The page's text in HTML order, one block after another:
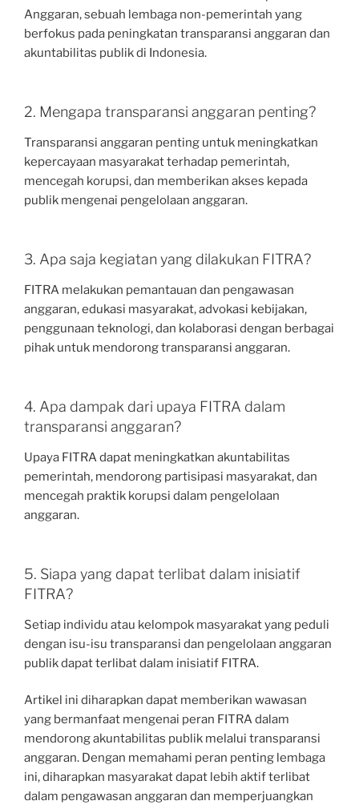
Anggaran, sebuah lembaga non-pemerintah yang
berfokus pada peningkatan transparansi anggaran dan
akuntabilitas publik di Indonesia.
2. Mengapa transparansi anggaran penting?
Transparansi anggaran penting untuk meningkatkan
kepercayaan masyarakat terhadap pemerintah,
mencegah korupsi, dan memberikan akses kepada
publik mengenai pengelolaan anggaran.
3. Apa saja kegiatan yang dilakukan FITRA?
FITRA melakukan pemantauan dan pengawasan
anggaran, edukasi masyarakat, advokasi kebijakan,
penggunaan teknologi, dan kolaborasi dengan berbagai
pihak untuk mendorong transparansi anggaran.
4. Apa dampak dari upaya FITRA dalam
transparansi anggaran?
Upaya FITRA dapat meningkatkan akuntabilitas
pemerintah, mendorong partisipasi masyarakat, dan
mencegah praktik korupsi dalam pengelolaan
anggaran.
5. Siapa yang dapat terlibat dalam inisiatif
FITRA?
Setiap individu atau kelompok masyarakat yang peduli
dengan isu-isu transparansi dan pengelolaan anggaran
publik dapat terlibat dalam inisiatif FITRA.
Artikel ini diharapkan dapat memberikan wawasan
yang bermanfaat mengenai peran FITRA dalam
mendorong akuntabilitas publik melalui transparansi
anggaran. Dengan memahami peran penting lembaga
ini, diharapkan masyarakat dapat lebih aktif terlibat
dalam pengawasan anggaran dan memperjuangkan